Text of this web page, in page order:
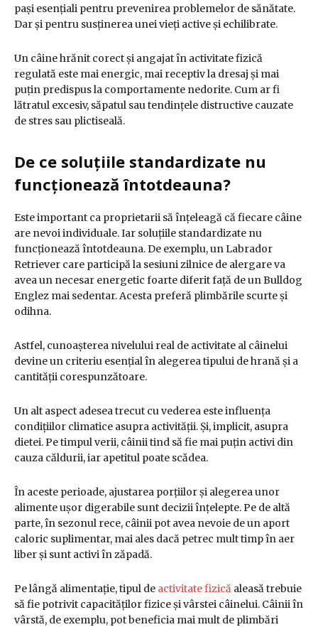
pași esențiali pentru prevenirea problemelor de sănătate.
Dar și pentru susținerea unei vieți active și echilibrate.
Un câine hrănit corect și angajat în activitate fizică
regulată este mai energic, mai receptiv la dresaj și mai
puțin predispus la comportamente nedorite. Cum ar fi
lătratul excesiv, săpatul sau tendințele distructive cauzate
de stres sau plictiseală.
De ce soluțiile standardizate nu
funcționează întotdeauna?
Este important ca proprietarii să înțeleagă că fiecare câine
are nevoi individuale. Iar soluțiile standardizate nu
funcționează întotdeauna. De exemplu, un Labrador
Retriever care participă la sesiuni zilnice de alergare va
avea un necesar energetic foarte diferit față de un Bulldog
Englez mai sedentar. Acesta preferă plimbările scurte și
odihna.
Astfel, cunoașterea nivelului real de activitate al câinelui
devine un criteriu esențial în alegerea tipului de hrană și a
cantității corespunzătoare.
Un alt aspect adesea trecut cu vederea este influența
condițiilor climatice asupra activității. Și, implicit, asupra
dietei. Pe timpul verii, câinii tind să fie mai puțin activi din
cauza căldurii, iar apetitul poate scădea.
În aceste perioade, ajustarea porțiilor și alegerea unor
alimente ușor digerabile sunt decizii înțelepte. Pe de altă
parte, în sezonul rece, câinii pot avea nevoie de un aport
caloric suplimentar, mai ales dacă petrec mult timp în aer
liber și sunt activi în zăpadă.
Pe lângă alimentație, tipul de activitate fizică aleasă trebuie
să fie potrivit capacităților fizice și vârstei câinelui. Câinii în
vârstă, de exemplu, pot beneficia mai mult de plimbări